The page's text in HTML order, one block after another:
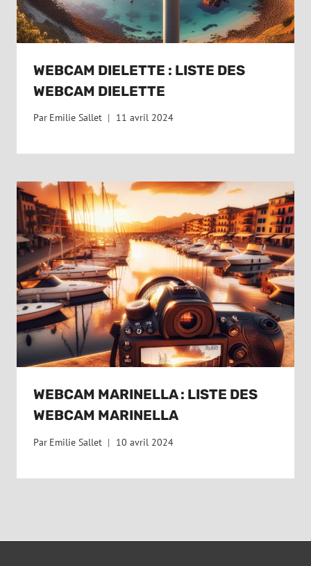
WEBCAM DIELETTE : LISTE DES
WEBCAM DIELETTE
Par Emilie Sallet 11 avril 2024
WEBCAM MARINELLA : LISTE DES
WEBCAM MARINELLA
Par Emilie Sallet 10 avril 2024